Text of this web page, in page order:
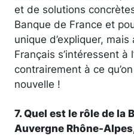
et de solutions
Banque de France et
unique d’expliquer, mais
Français s’intéressent à
contrairement à ce
nouvelle !
7. Quel est le rôle de la
Auvergne Rhône-